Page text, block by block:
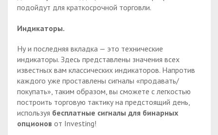
подойдут для краткосрочной торговли.
Индикаторы.
Ну и последняя вкладка — это технические
индикаторы. Здесь представлены значения всех
известных вам классических индикаторов. Напротив
каждого уже проставлены сигналы «продавать/
покупать», таким образом, вы сможете с легкостью
построить торговую тактику на предстоящий день,
используя бесплатные сигналы для бинарных
опционов от Investing!